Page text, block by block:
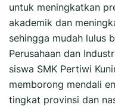
untuk meningkatkan
akademik dan
sehingga mudah lulus
Perusahaan dan
siswa SMK Pertiwi
memborong mendali
tingkat provinsi dan